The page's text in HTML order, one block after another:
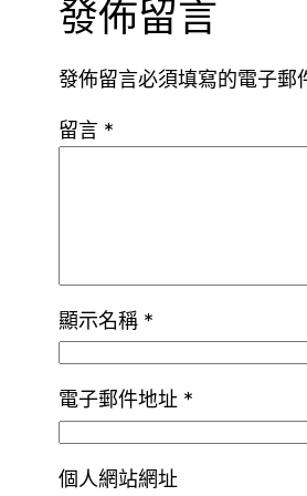
發佈留言
發佈留言必須填寫的電子郵
留言 *
顯示名稱 *
電子郵件地址 *
個人網站網址